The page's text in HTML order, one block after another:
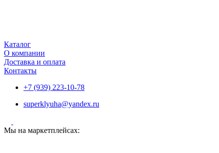
Каталог
О компании
Доставка и оплата
Контакты
+7 (939) 223-10-78
superklyuha@yandex.ru
Мы на маркетплейсах: